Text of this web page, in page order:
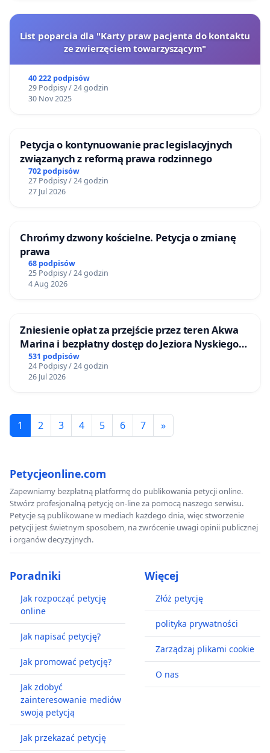
List poparcia dla "Karty praw pacjenta do kontaktu
ze zwierzęciem towarzyszącym"
40 222 podpisów
29 Podpisy / 24 godzin
30 Nov 2025
Petycja o kontynuowanie prac legislacyjnych
związanych z reformą prawa rodzinnego
702 podpisów
27 Podpisy / 24 godzin
27 Jul 2026
Chrońmy dzwony kościelne. Petycja o zmianę
prawa
68 podpisów
25 Podpisy / 24 godzin
4 Aug 2026
Zniesienie opłat za przejście przez teren Akwa
Marina i bezpłatny dostęp do Jeziora Nyskiego
dla mieszkańców Gminy Nysa
531 podpisów
24 Podpisy / 24 godzin
26 Jul 2026
1 2 3 4 5 6 7 »
Petycjeonline.com
Zapewniamy bezpłatną platformę do publikowania petycji online.
Stwórz profesjonalną petycję on-line za pomocą naszego serwisu.
Petycje są publikowane w mediach każdego dnia, więc stworzenie
petycji jest świetnym sposobem, na zwrócenie uwagi opinii publicznej
i organów decyzyjnych.
Poradniki
Jak rozpocząć petycję
online
Jak napisać petycję?
Jak promować petycję?
Jak zdobyć
zainteresowanie mediów
swoją petycją
Jak przekazać petycję
Więcej
Złóż petycję
polityka prywatności
Zarządzaj plikami cookie
O nas